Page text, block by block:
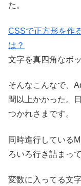
た。
CSSで正方形を作
は？
文字を真四角なボ
そんなこんなで、
間以上かかった。
つかれさまです。
同時進行している
ろいろ行き詰まっ
変数に入ってる文